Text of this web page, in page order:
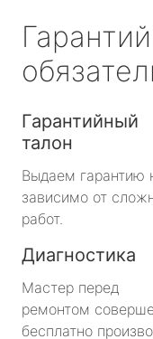
Гарантийный
талон
Выдаем гарантию
зависимо от
работ.
Диагностика
Мастер перед
ремонтом
бесплатно